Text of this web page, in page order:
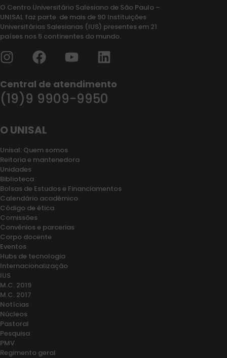
O Centro Universitário Salesiano de São Paulo –
UNISAL faz parte de mais de 90 Instituições
Universitárias Salesianas (IUS) presentes em 21
países nos 5 continentes do mundo.
Central de atendimento
(19)9 9909-9950
O UNISAL
Unisal: Quem somos
Reitoria e mantenedora
Unidades
Biblioteca
Bolsas de Estudos e Financiamentos
Calendário acadêmico
Código de ética
Comissões
Convênios e parcerias
Corpo docente
Eventos
Hubs de tecnologia
Internacionalização
IUS
M.C. 2019
M.C. 2017
Notícias
Núcleos
Pastoral
Pesquisa
PMV
Regimento geral